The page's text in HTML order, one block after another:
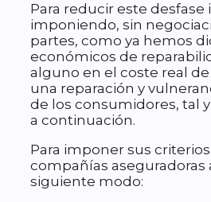
Para reducir este desfase
imponiendo, sin
partes, como ya hemos
económicos de
alguno en el coste real
una reparación y
de los consumidores, tal
a continuación.
Para imponer sus
compañías aseguradoras
siguiente modo: